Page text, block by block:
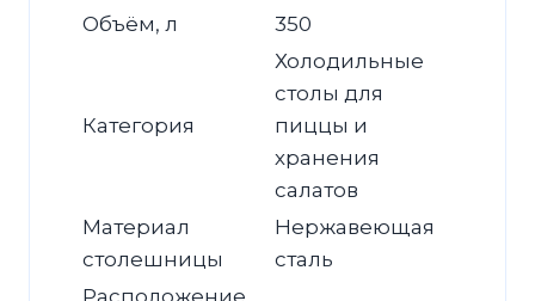
Объём, л 350
Категория
Холодильные
столы для
пиццы и
хранения
салатов
Материал
столешницы
Нержавеющая
сталь
Расположение